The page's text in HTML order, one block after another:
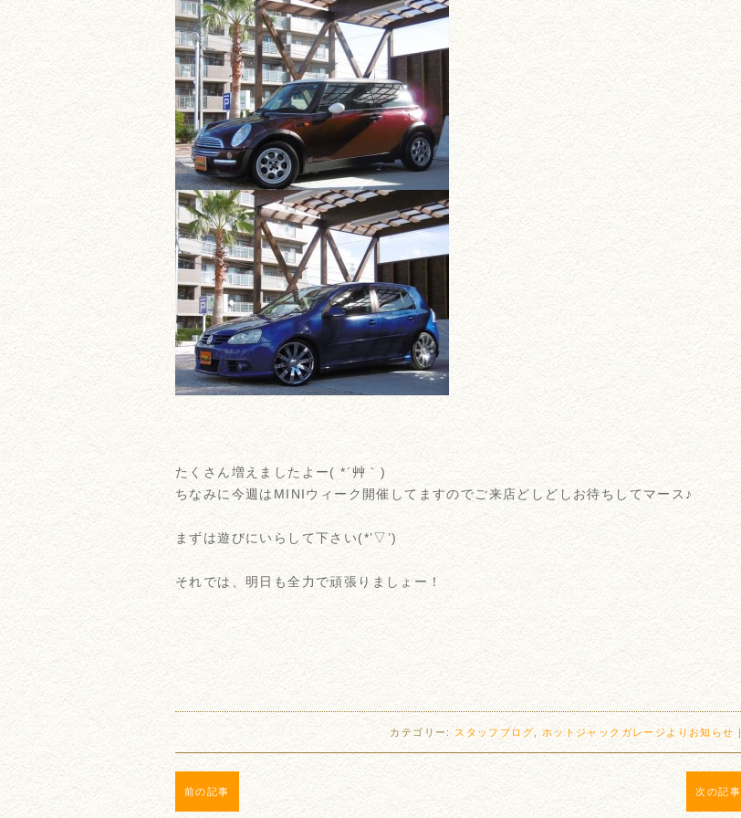
たくさん増えましたよー( *´艸｀)
ちなみに今週はMINIウィーク開催してますのでご来店どしどしお待ちしてマース♪
まずは遊びにいらして下さい(*’▽’)
それでは、明日も全力で頑張りましょー！
カテゴリー: スタッフブログ ホットジャックガレージよりお知らせ ｜
前の記事 次の記事